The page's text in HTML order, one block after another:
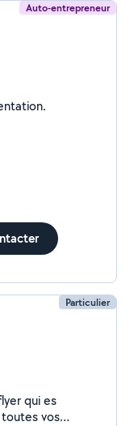
Auto-entrepreneur
ma présentation.
Particulier
qui es
vos